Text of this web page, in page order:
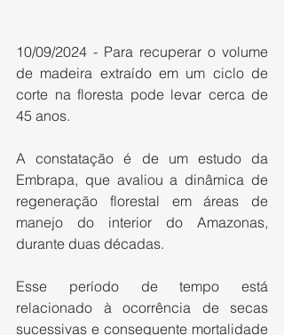
10/09/2024 - Para recuperar o volume
de madeira extraído em um ciclo de
corte na floresta pode levar cerca de
45 anos.
A constatação é de um estudo da
Embrapa, que avaliou a dinâmica de
regeneração florestal em áreas de
manejo do interior do Amazonas,
durante duas décadas.
Esse período de tempo está
relacionado à ocorrência de secas
sucessivas e consequente mortalidade